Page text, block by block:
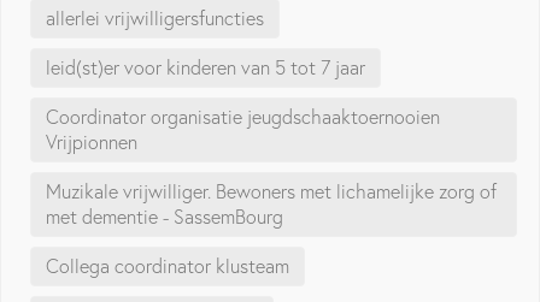
allerlei vrijwilligersfuncties
leid(st)er voor kinderen van 5 tot 7 jaar
Coordinator organisatie jeugdschaaktoernooien
Vrijpionnen
Muzikale vrijwilliger. Bewoners met lichamelijke zorg of
met dementie - SassemBourg
Collega coordinator klusteam